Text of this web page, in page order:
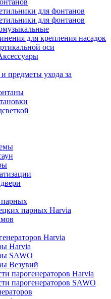
для фонтанов
для фонтанов
для крепления насадок
оси
предметы ухода за
парных
парных Harvia
Harvia
Harvia
SAWO
Везувий
парогенераторов Harvia
парогенераторов SAWO